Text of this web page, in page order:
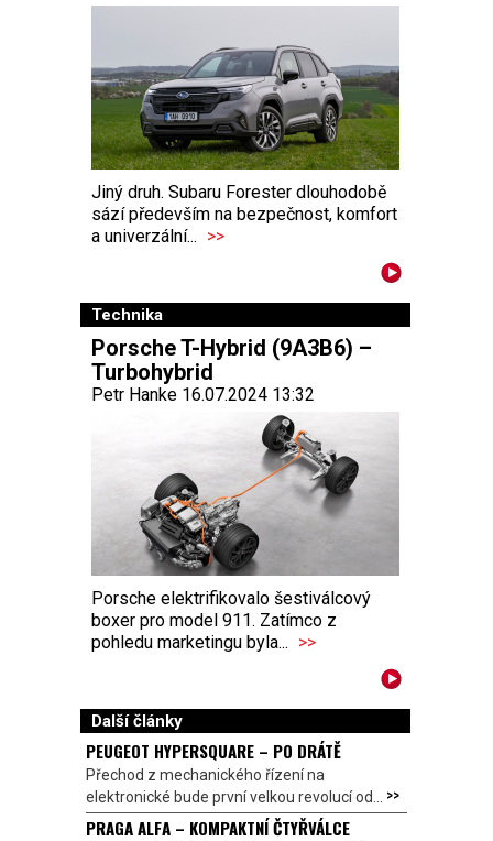
Jiný druh. Subaru Forester dlouhodobě
sází především na bezpečnost, komfort
a univerzální... >>
Technika
Porsche T-Hybrid (9A3B6) –
Turbohybrid
Petr Hanke 16.07.2024 13:32
Porsche elektrifikovalo šestiválcový
boxer pro model 911. Zatímco z
pohledu marketingu byla... >>
Další články
PEUGEOT HYPERSQUARE – PO DRÁTĚ
Přechod z mechanického řízení na
elektronické bude první velkou revolucí od... >>
PRAGA ALFA – KOMPAKTNÍ ČTYŘVÁLCE